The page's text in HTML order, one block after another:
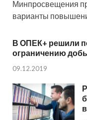
Минпросвещения
варианты
В ОПЕК+ решили
ограничению
09.12.2019